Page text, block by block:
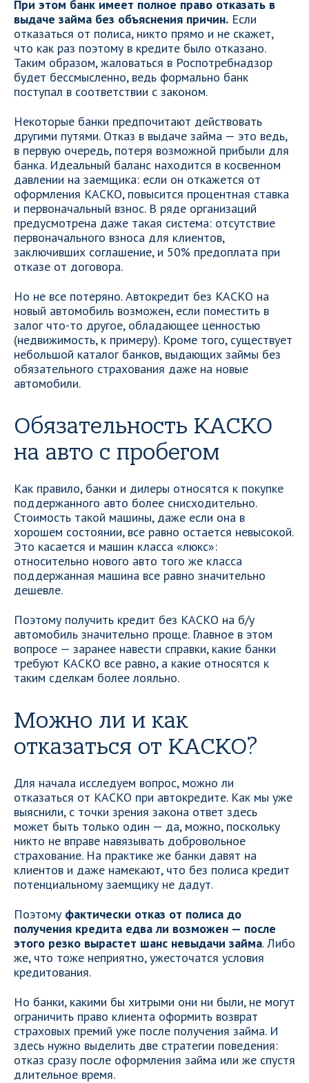
При этом банк имеет полное право отказать в
выдаче займа без объяснения причин. Если
отказаться от полиса, никто прямо и не скажет,
что как раз поэтому в кредите было отказано.
Таким образом, жаловаться в Роспотребнадзор
будет бессмысленно, ведь формально банк
поступал в соответствии с законом.
Некоторые банки предпочитают действовать
другими путями. Отказ в выдаче займа — это ведь,
в первую очередь, потеря возможной прибыли для
банка. Идеальный баланс находится в косвенном
давлении на заемщика: если он откажется от
оформления КАСКО, повысится процентная ставка
и первоначальный взнос. В ряде организаций
предусмотрена даже такая система: отсутствие
первоначального взноса для клиентов,
заключивших соглашение, и 50% предоплата при
отказе от договора.
Но не все потеряно. Автокредит без КАСКО на
новый автомобиль возможен, если поместить в
залог что-то другое, обладающее ценностью
(недвижимость, к примеру). Кроме того, существует
небольшой каталог банков, выдающих займы без
обязательного страхования даже на новые
автомобили.
Обязательность КАСКО
на авто с пробегом
Как правило, банки и дилеры относятся к покупке
поддержанного авто более снисходительно.
Стоимость такой машины, даже если она в
хорошем состоянии, все равно остается невысокой.
Это касается и машин класса «люкс»:
относительно нового авто того же класса
поддержанная машина все равно значительно
дешевле.
Поэтому получить кредит без КАСКО на б/у
автомобиль значительно проще. Главное в этом
вопросе — заранее навести справки, какие банки
требуют КАСКО все равно, а какие относятся к
таким сделкам более лояльно.
Можно ли и как
отказаться от КАСКО?
Для начала исследуем вопрос, можно ли
отказаться от КАСКО при автокредите. Как мы уже
выяснили, с точки зрения закона ответ здесь
может быть только один — да, можно, поскольку
никто не вправе навязывать добровольное
страхование. На практике же банки давят на
клиентов и даже намекают, что без полиса кредит
потенциальному заемщику не дадут.
Поэтому фактически отказ от полиса до
получения кредита едва ли возможен — после
этого резко вырастет шанс невыдачи займа. Либо
же, что тоже неприятно, ужесточатся условия
кредитования.
Но банки, какими бы хитрыми они ни были, не могут
ограничить право клиента оформить возврат
страховых премий уже после получения займа. И
здесь нужно выделить две стратегии поведения:
отказ сразу после оформления займа или же спустя
длительное время.